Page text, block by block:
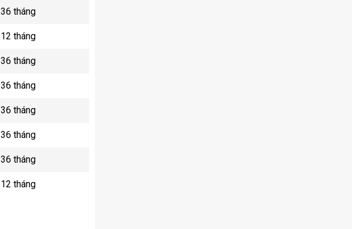
36 tháng
12 tháng
36 tháng
36 tháng
36 tháng
36 tháng
36 tháng
12 tháng